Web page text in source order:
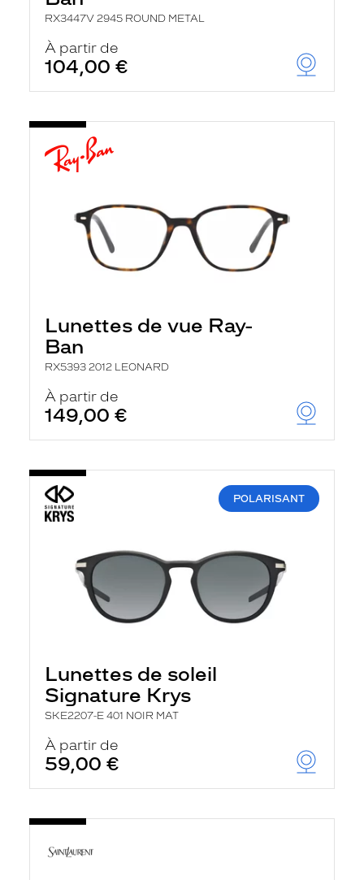
RX3447V 2945 ROUND METAL
À partir de
104,00 €
Lunettes de vue Ray-
Ban
RX5393 2012 LEONARD
À partir de
149,00 €
POLARISANT
Lunettes de soleil
Signature Krys
SKE2207-E 401 NOIR MAT
À partir de
59,00 €